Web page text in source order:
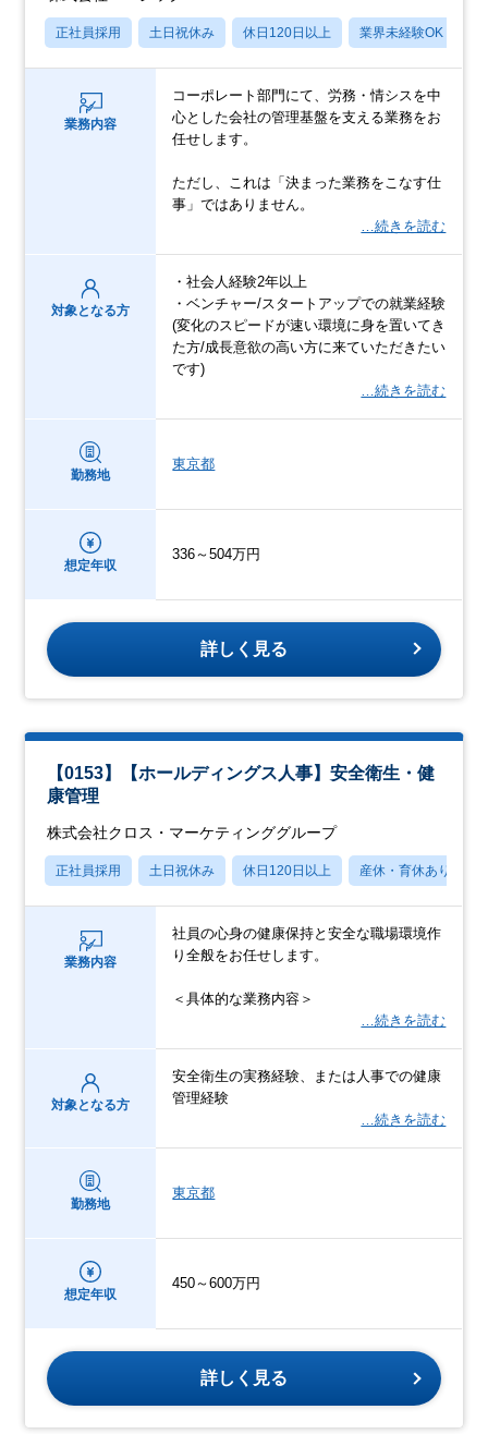
正社員採用 土日祝休み 休日120日以上 業界未経験OK
業務内容
コーポレート部門にて、労務・情シスを中
心とした会社の管理基盤を支える業務をお
任せします。
ただし、これは「決まった業務をこなす仕
事」ではありません。
…続きを読む
対象となる方
・社会人経験2年以上
・ベンチャー/スタートアップでの就業経験
(変化のスピードが速い環境に身を置いてき
た方/成長意欲の高い方に来ていただきたい
です)
…続きを読む
勤務地
東京都
想定年収
336～504万円
詳しく見る
【0153】【ホールディングス人事】安全衛生・健
康管理
株式会社クロス・マーケティンググループ
正社員採用 土日祝休み 休日120日以上 産休・育休あり
業務内容
社員の心身の健康保持と安全な職場環境作
り全般をお任せします。
＜具体的な業務内容＞
…続きを読む
対象となる方
安全衛生の実務経験、または人事での健康
管理経験
…続きを読む
勤務地
東京都
想定年収
450～600万円
詳しく見る